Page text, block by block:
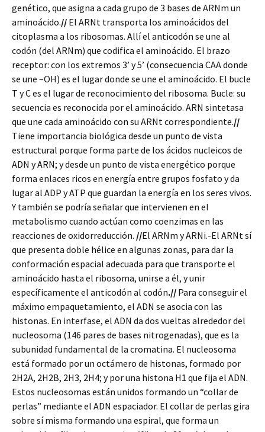
genético, que asigna a cada grupo de 3 bases de ARNm un
aminoácido.// El ARNt transporta los aminoácidos del
citoplasma a los ribosomas. Allí el anticodón se une al
codón (del ARNm) que codifica el aminoácido. El brazo
receptor: con los extremos 3’ y 5’ (consecuencia CAA donde
se une –OH) es el lugar donde se une el aminoácido. El bucle
T y C es el lugar de reconocimiento del ribosoma. Bucle: su
secuencia es reconocida por el aminoácido. ARN sintetasa
que une cada aminoácido con su ARNt correspondiente.//
Tiene importancia biológica desde un punto de vista
estructural porque forma parte de los ácidos nucleicos de
ADN y ARN; y desde un punto de vista energético porque
forma enlaces ricos en energía entre grupos fosfato y da
lugar al ADP y ATP que guardan la energía en los seres vivos.
Y también se podría señalar que intervienen en el
metabolismo cuando actúan como coenzimas en las
reacciones de oxidorreducción. //El ARNm y ARNi.-El ARNt sí
que presenta doble hélice en algunas zonas, para dar la
conformación espacial adecuada para que transporte el
aminoácido hasta el ribosoma, unirse a él, y unir
específicamente el anticodón al codón.// Para conseguir el
máximo empaquetamiento, el ADN se asocia con las
histonas. En interfase, el ADN da dos vueltas alrededor del
nucleosoma (146 pares de bases nitrogenadas), que es la
subunidad fundamental de la cromatina. El nucleosoma
está formado por un octámero de histonas, formado por
2H2A, 2H2B, 2H3, 2H4; y por una histona H1 que fija el ADN.
Estos nucleosomas están unidos formando un “collar de
perlas” mediante el ADN espaciador. El collar de perlas gira
sobre sí misma formando una espiral, que forma un